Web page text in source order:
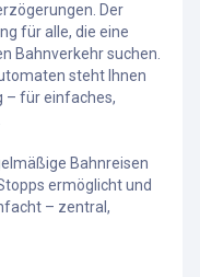
Der
für alle, die eine
Bahnverkehr suchen.
steht Ihnen
– für einfaches,
Bahnreisen
ermöglicht und
– zentral,